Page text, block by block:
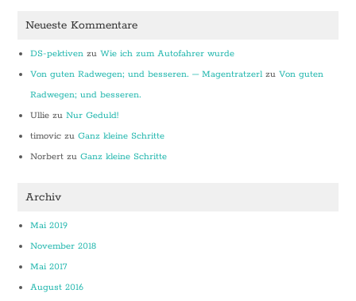
Neueste Kommentare
DS-pektiven zuWie ich zum Autofahrer wurde
Von guten Radwegen; und besseren. – Magentratzerl zuVon guten
Radwegen; und besseren.
Ullie zuNur Geduld!
timovic zuGanz kleine Schritte
Norbert zuGanz kleine Schritte
Archiv
Mai 2019
November 2018
Mai 2017
August 2016